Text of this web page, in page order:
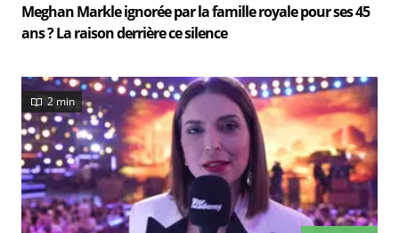
Meghan Markle ignorée par la famille royale pour ses 45
ans ? La raison derrière ce silence
2 min